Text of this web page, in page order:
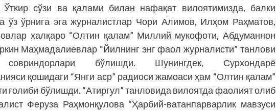
Ўткир сўзи ва қалами билан нафақат вилоятимизда, балки
ўз ўрнига эга журналистлар Чори Алимов, Илҳом Раҳматов,
халқаро “Олтин қалам” Миллий мукофоти, Абдуманнон
Маҳмадалиевлар “Йилнинг энг фаол журналисти” танлови
бўлишди. Шунингдек, Сурхондарё
қошидаги “Янги аср” радиоси жамоаси ҳам “Олтин қалам”
ғолиби бўлишди. “Атиргул” танловида вилоятда фаолият олиб
Феруза Раҳмонқулова “Ҳарбий-ватанпарварлик мавзуси